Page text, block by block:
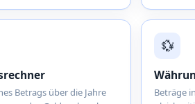
Betrags über die Jahre
💱
Beträge